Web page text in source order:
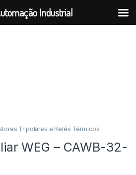
Tripolares e Relés Térmicos
WEG – CAWB-32-
Industrial